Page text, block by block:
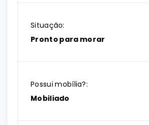
Situação:
Pronto para morar
Possui mobília?:
Mobiliado